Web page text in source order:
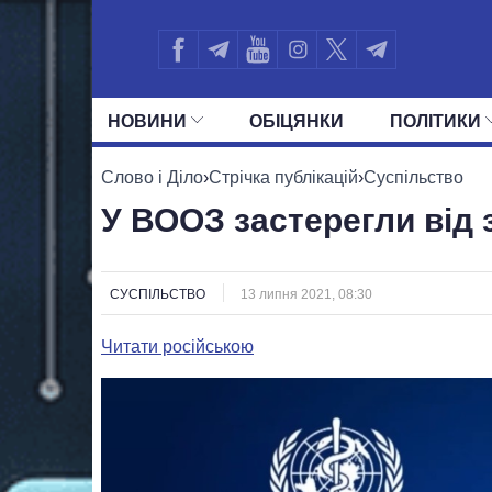
НОВИНИ ОБIЦЯНКИ ПОЛIТИКИ
УСІ ПОЛІТИКИ ПРЕЗИДЕНТ І ОФІС
Слово і Діло›Стрічка публікацій›Суспільство
У ВООЗ застерегли від
СУСПІЛЬСТВО 13 липня 2021, 08:30
Читати російською